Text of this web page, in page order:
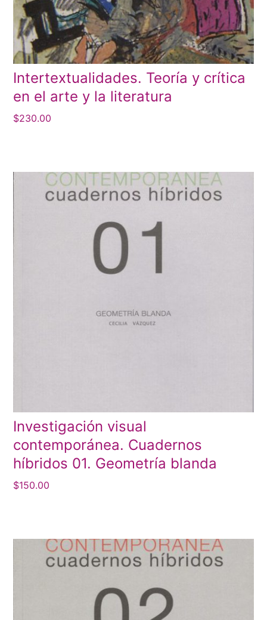
Intertextualidades. Teoría y crítica
en el arte y la literatura
$230.00
Investigación visual
contemporánea. Cuadernos
híbridos 01. Geometría blanda
$150.00